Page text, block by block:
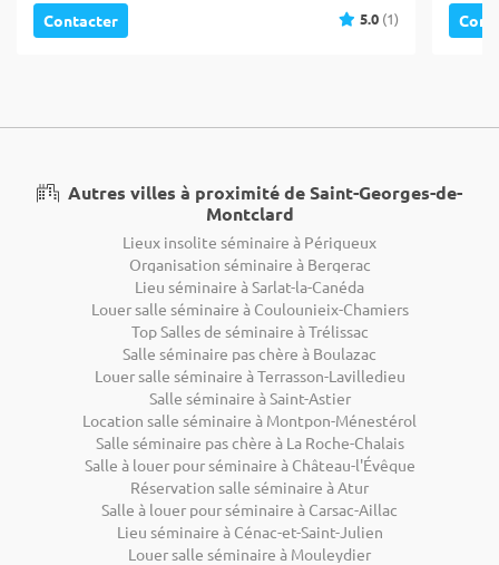
Contacter 5.0 (1)
Autres villes à proximité de Saint-Georges-de-
Montclard
Lieux insolite séminaire à Périgueux
Organisation séminaire à Bergerac
Lieu séminaire à Sarlat-la-Canéda
Louer salle séminaire à Coulounieix-Chamiers
Top Salles de séminaire à Trélissac
Salle séminaire pas chère à Boulazac
Louer salle séminaire à Terrasson-Lavilledieu
Salle séminaire à Saint-Astier
Location salle séminaire à Montpon-Ménestérol
Salle séminaire pas chère à La Roche-Chalais
Salle à louer pour séminaire à Château-l'Évêque
Réservation salle séminaire à Atur
Salle à louer pour séminaire à Carsac-Aillac
Lieu séminaire à Cénac-et-Saint-Julien
Louer salle séminaire à Mouleydier